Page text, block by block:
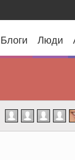
Блоги Люди